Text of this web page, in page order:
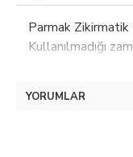
Parmak
Kullanılmadığı
pil tasarrufu
YORUMLAR